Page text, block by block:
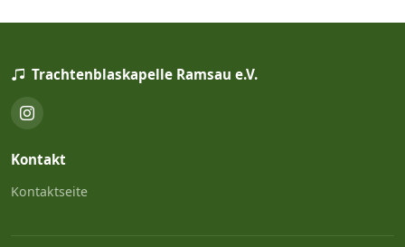
Trachtenblaskapelle Ramsau e.V.
Kontakt
Kontaktseite